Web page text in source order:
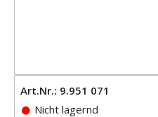
Art.Nr.: 9.951 071
Nicht lagernd